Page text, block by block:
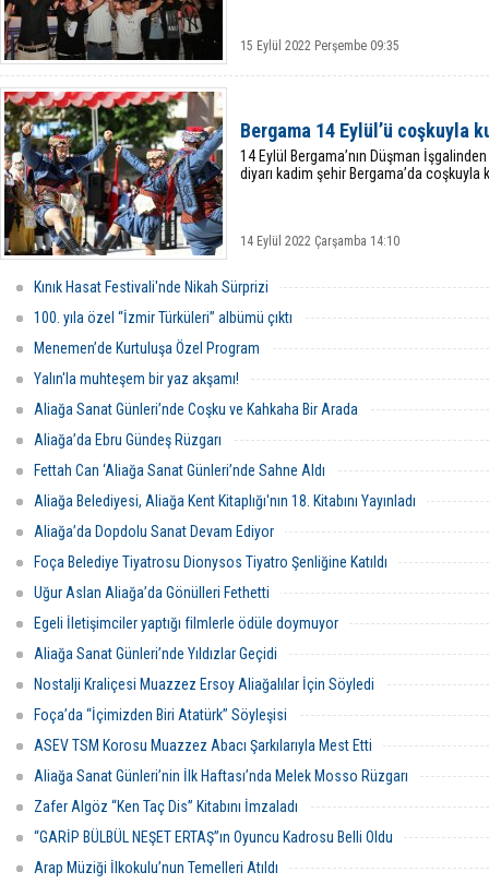
15 Eylül 2022 Perşembe 09:35
Bergama 14 Eylül’ü coşkuyla
14 Eylül Bergama’nın Düşman
diyarı kadim şehir Bergama’da coşkuyla
14 Eylül 2022 Çarşamba 14:10
Kınık Hasat Festivali'nde Nikah Sürprizi
100. yıla özel “İzmir Türküleri” albümü çıktı
Menemen’de Kurtuluşa Özel Program
Yalın'la muhteşem bir yaz akşamı!
Aliağa Sanat Günleri’nde Coşku ve Kahkaha Bir Arada
Aliağa’da Ebru Gündeş Rüzgarı
Fettah Can ‘Aliağa Sanat Günleri’nde Sahne Aldı
Aliağa Belediyesi, Aliağa Kent Kitaplığı'nın 18. Kitabını Yayınladı
Aliağa’da Dopdolu Sanat Devam Ediyor
Foça Belediye Tiyatrosu Dionysos Tiyatro Şenliğine Katıldı
Uğur Aslan Aliağa’da Gönülleri Fethetti
Egeli İletişimciler yaptığı filmlerle ödüle doymuyor
Aliağa Sanat Günleri’nde Yıldızlar Geçidi
Nostalji Kraliçesi Muazzez Ersoy Aliağalılar İçin Söyledi
Foça’da ‘‘İçimizden Biri Atatürk’’ Söyleşisi
ASEV TSM Korosu Muazzez Abacı Şarkılarıyla Mest Etti
Aliağa Sanat Günleri’nin İlk Haftası’nda Melek Mosso Rüzgarı
Zafer Algöz “Ken Taç Dis” Kitabını İmzaladı
“GARİP BÜLBÜL NEŞET ERTAŞ”ın Oyuncu Kadrosu Belli Oldu
Arap Müziği İlkokulu’nun Temelleri Atıldı